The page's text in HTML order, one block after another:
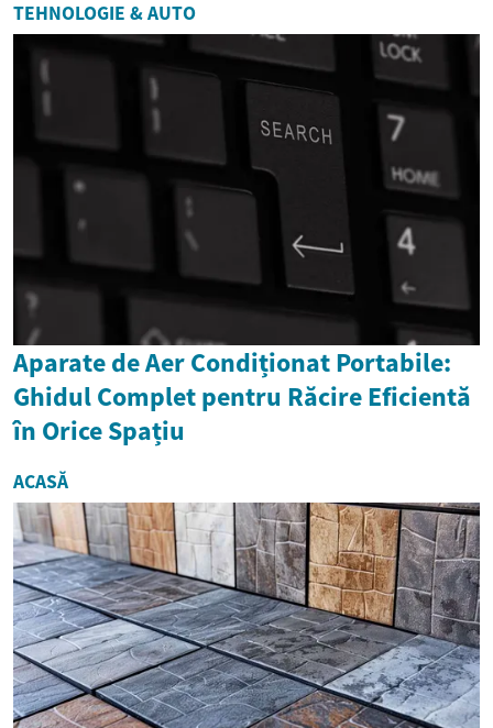
TEHNOLOGIE & AUTO
Aparate de Aer Condiționat Portabile:
Ghidul Complet pentru Răcire Eficientă
în Orice Spațiu
ACASĂ